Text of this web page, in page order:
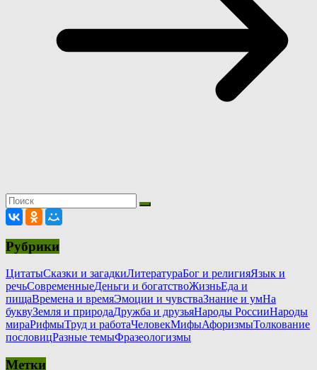
Рубрики
ЦитатыСказки и загадкиЛитератураБог и религияЯзык и
речьСовременныеДеньги и богатствоЖизньЕда и
пищаВремена и времяЭмоции и чувстваЗнание и умНа
буквуЗемля и природаДружба и друзьяНароды РоссииНароды
мираРифмыТруд и работаЧеловекМифыАфоризмыТолкование
пословицРазные темыФразеологизмы
Метки